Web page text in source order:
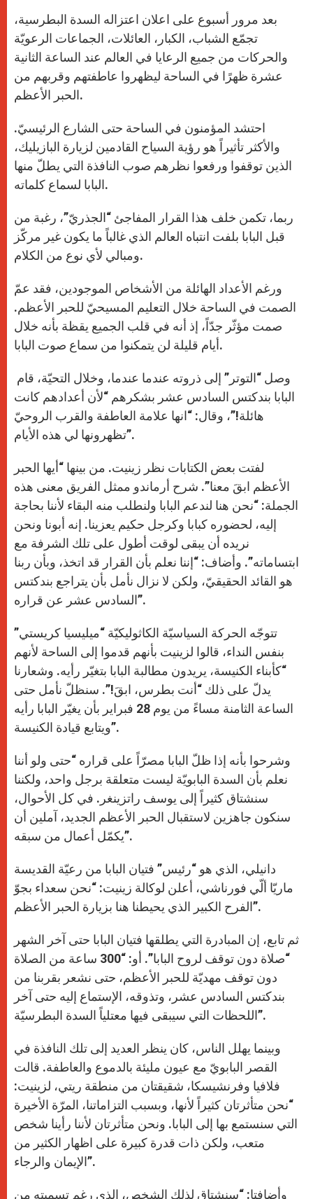
بعد مرور أسبوع على اعلان اعتزاله السدة البطرسية،
تجمّع الشباب، الكبار، العائلات، الجماعات الرعويّة
والحركات من جميع الرعايا في العالم عند الساعة الثانية
عشرة ظهرًا في الساحة ليظهروا عاطفتهم وقربهم من
الحبر الأعظم.
احتشد المؤمنون في الساحة حتى الشارع الرئيسيّ.
والأكثر تأثيراً هو رؤية السياح القادمين لزيارة البازيليك،
الذين توقفوا ورفعوا نظرهم صوب النافذة التي يطلّ منها
البابا لسماع كلماته.
ربما، تكمن خلف هذا القرار المفاجئ “الجذريّ”، رغبة من
قبل البابا بلفت انتباه العالم الذي غالباً ما يكون غير مركّز
ومبالي لأي نوع من الكلام.
ورغم الأعداد الهائلة من الأشخاص الموجودين، فقد عمّ
الصمت في الساحة خلال التعليم المسيحيّ للحبر الأعظم.
صمت مؤثّر جدّاً، إذ أنه في قلب الجميع يقظة بأنه خلال
أيام قليلة لن يتمكنوا من سماع صوت البابا.
البابا بندكتس السادس عشر بشكرهم “لأن أعدادهم كانت
هائلة!”، وقال: “انها علامة العاطفة والقرب الروحيّ
تظهرونها لي هذه الأيام”.
لفتت بعض الكتابات نظر زينيت. من بينها “أيها الحبر
الأعظم ابقَ معنا”. شرح أرماندو ممثل الفريق معنى هذه
الجملة: “نحن هنا لندعم البابا ولنطلب منه البقاء لأننا بحاجة
إليه، لحضوره كبابا وكرجل حكيم يعزينا. إنه أبونا ونحن
نريده أن يبقى لوقت أطول على تلك الشرفة مع
ابتساماته”. وأضاف: “إننا نعلم بأن القرار قد اتخذ، وبأن ربنا
هو القائد الحقيقيّ، ولكن لا نزال نأمل بأن يتراجع بندكتس
السادس عشر عن قراره”.
تتوجّه الحركة السياسيّة الكاثوليكيّة “ميليسيا كريستي”
بنفس النداء، قالوا لزينيت بأنهم قدموا إلى الساحة لأنهم
“كأبناء الكنيسة، يريدون مطالبة البابا بتغيّر رأيه. وشعارنا
يدلّ على ذلك “أنت بطرس، ابقَ!”. سنظلّ نأمل حتى
الساعة الثامنة مساءً من يوم 28 فبراير بأن يغيّر البابا رأيه
ويتابع قيادة الكنيسة”.
وشرحوا بأنه إذا ظلّ البابا مصرّاً على قراره “حتى ولو أننا
نعلم بأن السدة البابويّة ليست متعلقة برجل واحد، ولكننا
سنشتاق كثيراً إلى يوسف راتزينغر. في كل الأحوال،
سنكون جاهزين لاستقبال الحبر الأعظم الجديد، آملين أن
يكمّل أعمال من سبقه”.
دانيلي، الذي هو “رئيس” فتيان البابا من رعيّة القديسة
ماريّا ألّي فورناشي، أعلن لوكالة زينيت: “نحن سعداء بجوّ
الفرح الكبير الذي يحيطنا هنا بزيارة الحبر الأعظم”.
ثم تابع، إن المبادرة التي يطلقها فتيان البابا حتى آخر الشهر
“صلاة دون توقف لروح البابا”. أو: “300 ساعة من الصلاة
دون توقف مهديّة للحبر الأعظم، حتى نشعر بقربنا من
بندكتس السادس عشر، وتذوقه، الإستماع إليه حتى آخر
اللحظات التي سيبقى فيها معتلياً السدة البطرسيّة”.
وبينما يهلل الناس، كان ينظر العديد إلى تلك النافذة في
القصر البابويّ مع عيون مليئة بالدموع والعاطفة. قالت
فلافيا وفرنشيسكا، شقيقتان من منطقة ريتي، لزينيت:
“نحن متأثرتان كثيراً لأنها، وبسبب التزاماتنا، المرّة الأخيرة
التي سنستمع بها إلى البابا. ونحن متأثرتان لأننا رأينا شخص
متعب، ولكن ذات قدرة كبيرة على اظهار الكثير من
الإيمان والرجاء”.
وأضافتا: “سنشتاق لذلك الشخص، الذي رغم تسميته من